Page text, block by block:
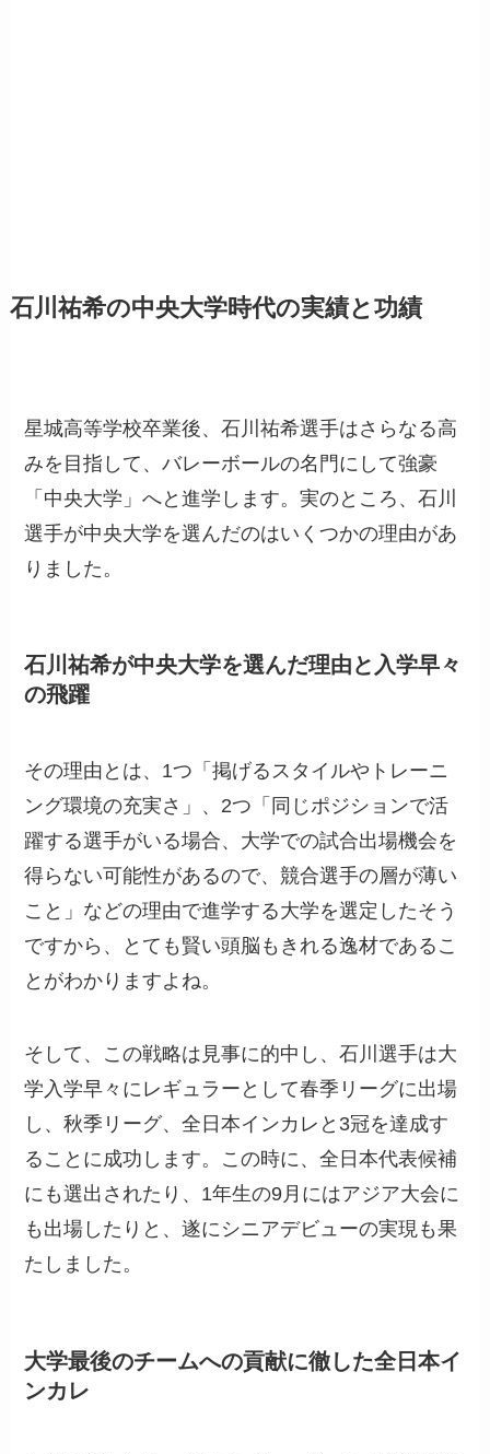
石川祐希の中央大学時代の実績と功績
星城高等学校卒業後、石川祐希選手はさらなる高
みを目指して、バレーボールの名門にして強豪
「中央大学」へと進学します。実のところ、石川
選手が中央大学を選んだのはいくつかの理由があ
りました。
石川祐希が中央大学を選んだ理由と入学早々
の飛躍
その理由とは、1つ「掲げるスタイルやトレーニ
ング環境の充実さ」、2つ「同じポジションで活
躍する選手がいる場合、大学での試合出場機会を
得らない可能性があるので、競合選手の層が薄い
こと」などの理由で進学する大学を選定したそう
ですから、とても賢い頭脳もきれる逸材であるこ
とがわかりますよね。
そして、この戦略は見事に的中し、石川選手は大
学入学早々にレギュラーとして春季リーグに出場
し、秋季リーグ、全日本インカレと3冠を達成す
ることに成功します。この時に、全日本代表候補
にも選出されたり、1年生の9月にはアジア大会に
も出場したりと、遂にシニアデビューの実現も果
たしました。
大学最後のチームへの貢献に徹した全日本イ
ンカレ